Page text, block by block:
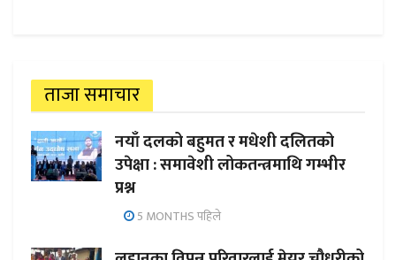
ताजा समाचार
नयाँ दलको बहुमत र मधेशी दलितको
उपेक्षा : समावेशी लोकतन्त्रमाथि गम्भीर
प्रश्न
5 MONTHS पहिले